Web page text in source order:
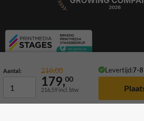
Aantal: 210,00 Levertijd:7-8
179,00
216,59 incl. btw
© 2026 TrafficSupply. Alle rechten